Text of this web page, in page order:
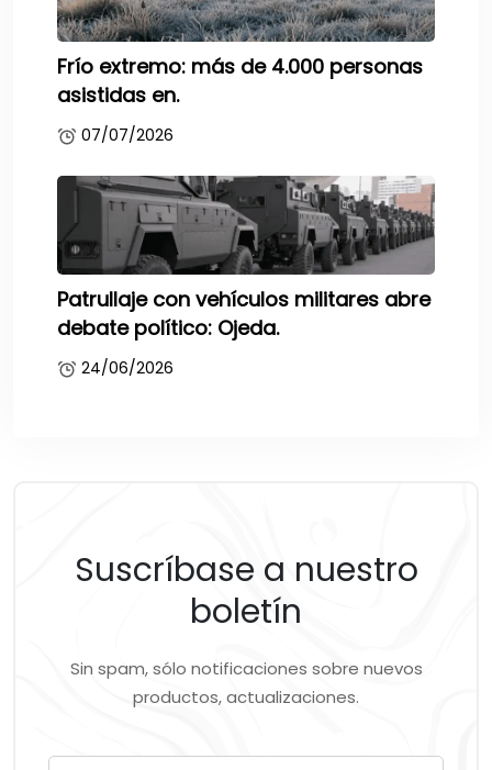
Frío extremo: más de 4.000 personas
asistidas en.
07/07/2026
Patrullaje con vehículos militares abre
debate político: Ojeda.
24/06/2026
Suscríbase a nuestro
boletín
Sin spam, sólo notificaciones sobre nuevos
productos, actualizaciones.